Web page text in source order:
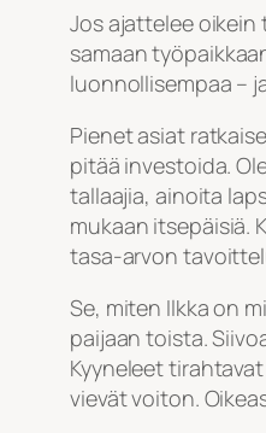
Jos ajattelee
samaan
luonnollisempaa –
Pienet asiat
pitää investoida.
tallaajia, ainoita
mukaan itsepäisiä.
tasa-arvon
Se, miten Ilkka on
paijaan toista.
Kyyneleet
vievät voiton.